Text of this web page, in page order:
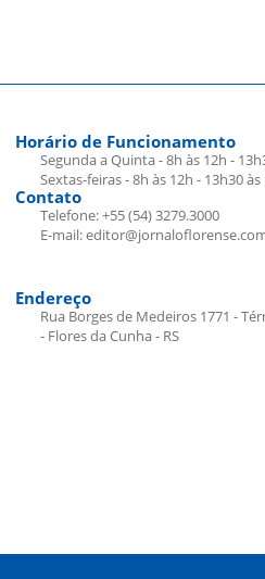
Horário de Funcionamento
Segunda a Quinta - 8h às 12h -
Sextas-feiras - 8h às 12h - 13h30 às
Contato
Telefone: +55 (54) 3279.3000
E-mail:
Endereço
Rua Borges de Medeiros 1771 -
- Flores da Cunha - RS